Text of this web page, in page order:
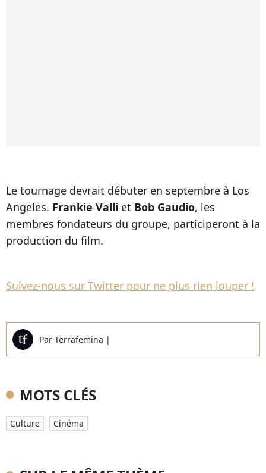
Le tournage devrait débuter en septembre à Los
Angeles. Frankie Valli et Bob Gaudio, les
membres fondateurs du groupe, participeront à la
production du film.
Suivez-nous sur Twitter pour ne plus rien louper !
Par Terrafemina |
MOTS CLÉS
Culture Cinéma